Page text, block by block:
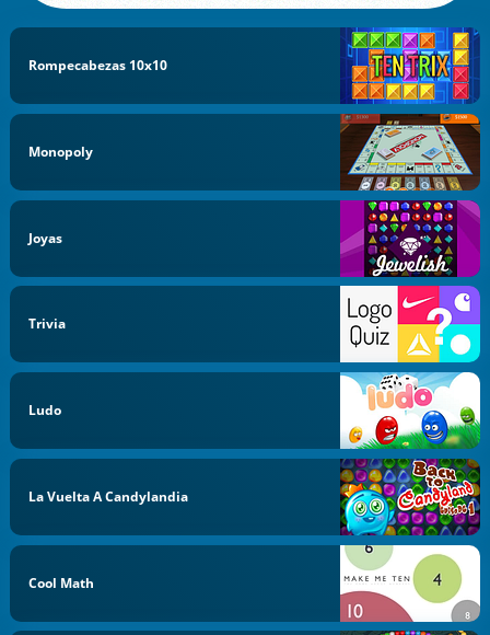
Rompecabezas 10x10
Monopoly
Joyas
Trivia
Ludo
La Vuelta A Candylandia
Cool Math